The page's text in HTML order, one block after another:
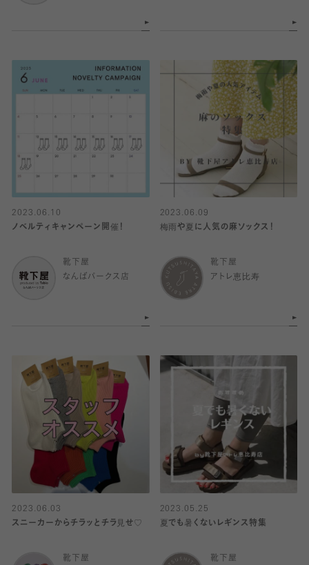
2023.06.10
ノベルティキャンペーン開催！
靴下屋
なんばパークス店
2023.06.09
梅雨や夏に人気の麻ソックス！
靴下屋
アトレ恵比寿
2023.06.03
スニーカーからチラッとチラ見せ♡
靴下屋
2023.05.25
夏でも暑くないレギンス特集
靴下屋